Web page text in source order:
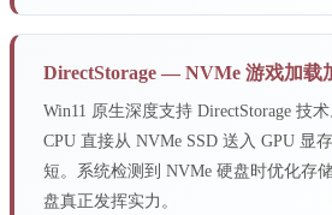
DirectStorage — NVMe 游戏加载
Win11 原生深度支持 DirectStorage 技
CPU 直接从 NVMe SSD 送入 GPU 显
短。系统检测到 NVMe 硬盘时优化存
盘真正发挥实力。